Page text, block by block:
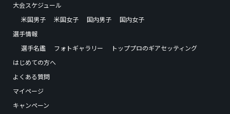
大会スケジュール
米国男子
米国女子 国内男子
国内女子
選手情報
選手名鑑
フォトギャラリー
トッププロのギアセッティング
はじめての方へ
よくある質問
マイページ
キャンペーン